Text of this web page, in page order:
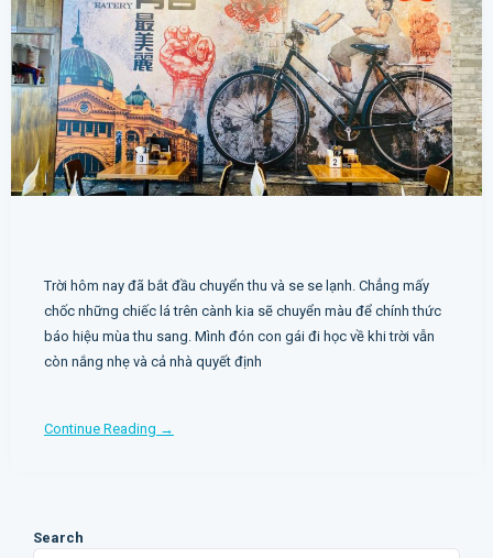
Trời hôm nay đã bắt đầu chuyển thu và se se lạnh. Chẳng mấy
chốc những chiếc lá trên cành kia sẽ chuyển màu để chính thức
báo hiệu mùa thu sang. Mình đón con gái đi học về khi trời vẫn
còn nắng nhẹ và cả nhà quyết định
Continue Reading →
Search